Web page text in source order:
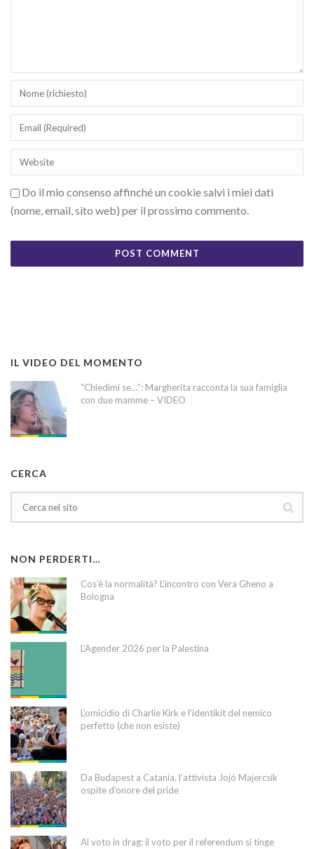
Do il mio consenso affinché un cookie salvi i miei dati
(nome, email, sito web) per il prossimo commento.
IL VIDEO DEL MOMENTO
“Chiedimi se…”: Margherita racconta la sua famiglia
con due mamme – VIDEO
CERCA
NON PERDERTI…
Cos’è la normalità? L’incontro con Vera Gheno a
Bologna
L’Agender 2026 per la Palestina
L’omicidio di Charlie Kirk e l’identikit del nemico
perfetto (che non esiste)
Da Budapest a Catania, l’attivista Jojó Majercsik
ospite d’onore del pride
Al voto in drag: il voto per il referendum si tinge